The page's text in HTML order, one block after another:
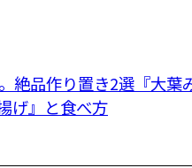
絶品作り置き2選『大葉
げ』と食べ方